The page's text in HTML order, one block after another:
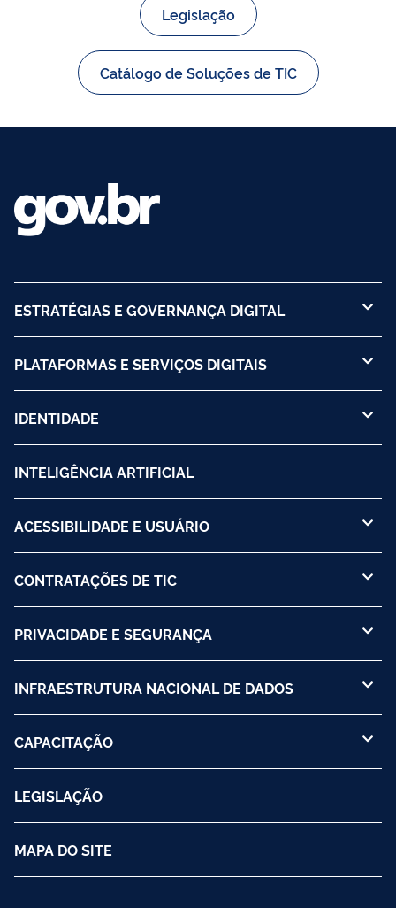
Legislação
Catálogo de Soluções de TIC
ESTRATÉGIAS E GOVERNANÇA DIGITAL
PLATAFORMAS E SERVIÇOS DIGITAIS
IDENTIDADE
INTELIGÊNCIA ARTIFICIAL
ACESSIBILIDADE E USUÁRIO
CONTRATAÇÕES DE TIC
PRIVACIDADE E SEGURANÇA
INFRAESTRUTURA NACIONAL DE DADOS
CAPACITAÇÃO
LEGISLAÇÃO
MAPA DO SITE